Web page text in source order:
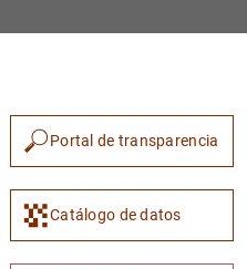
Portal de transparencia
Catálogo de datos